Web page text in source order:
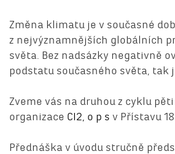
Změna klimatu je v současné
z nejvýznamnějších globálních
světa. Bez nadsázky negativně
podstatu současného světa, tak
Zveme vás na druhou z cyklu
organizace CI2, o p s v Přístavu
Přednáška v úvodu stručně